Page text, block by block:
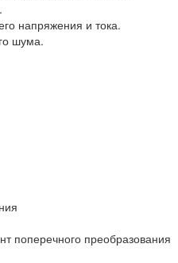
напряжения и тока.
шума.
поперечного преобразования